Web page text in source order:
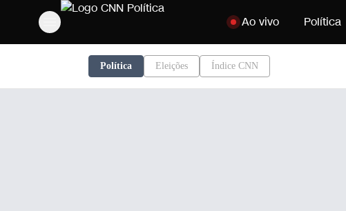
Pular para o conteúdo
Ao vivo Política
Política Eleições Índice CNN